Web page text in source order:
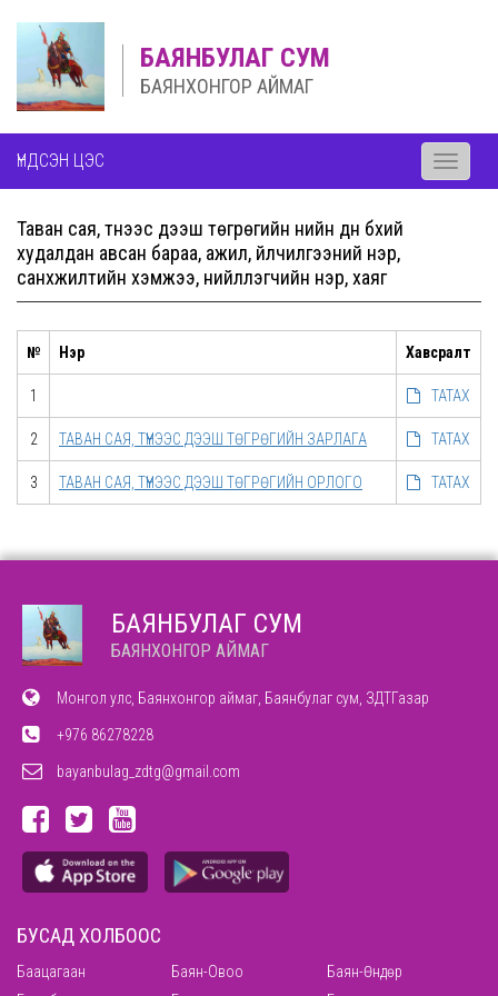
БАЯНБУЛАГ СУМ
БАЯНХОНГОР АЙМАГ
ҮНДСЭН ЦЭС
Toggle
Таван сая, түүнээс дээш төгрөгийн үнийн дүн бүхий
худалдан авсан бараа, ажил, үйлчилгээний нэр,
санхүүжилтийн хэмжээ, нийлүүлэгчийн нэр, хаяг
№ Нэр Хавсралт
1 ТАТАХ
2 ТАВАН САЯ, ТҮҮНЭЭС ДЭЭШ ТӨГРӨГИЙН ЗАРЛАГА ТАТАХ
3 ТАВАН САЯ, ТҮҮНЭЭС ДЭЭШ ТӨГРӨГИЙН ОРЛОГО ТАТАХ
БАЯНБУЛАГ СУМ
БАЯНХОНГОР АЙМАГ
Монгол улс, Баянхонгор аймаг, Баянбулаг сум, ЗДТГазар
+976 86278228
bayanbulag_zdtg@gmail.com
БУСАД ХОЛБООС
Баацагаан Баян-Овоо
Баян-Өндөр